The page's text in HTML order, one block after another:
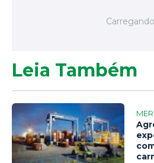
Leia Também